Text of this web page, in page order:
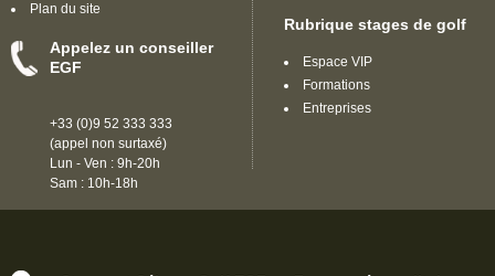
Plan du site
Appelez un conseiller
EGF
+33 (0)9 52 333 333
(appel non surtaxé)
Lun - Ven : 9h-20h
Sam : 10h-18h
Rubrique stages de golf
Espace VIP
Formations
Entreprises